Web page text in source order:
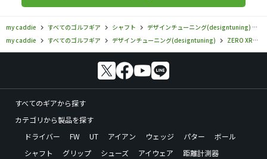
my caddie すべてのゴルフギア シャフト デザインチューニング(designtuning)
my caddie
すべてのゴルフギア デザインチューニング(designtuning) ZERO XROSS
すべてのギアから探す
カテゴリから製品を探す
ドライバー
FW UT アイアン ウェッジ パター
ボール
シャフト
グリップ シューズ アイウェア
距離計測器